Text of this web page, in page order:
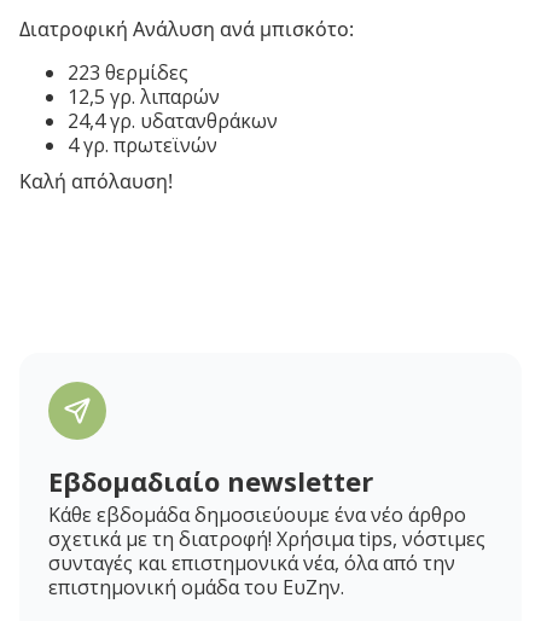
Διατροφική Ανάλυση ανά μπισκότο:
223 θερμίδες
12,5 γρ. λιπαρών
24,4 γρ. υδατανθράκων
4 γρ. πρωτεϊνών
Καλή απόλαυση!
Εβδομαδιαίο newsletter
Κάθε εβδομάδα δημοσιεύουμε ένα νέο άρθρο
σχετικά με τη διατροφή! Χρήσιμα tips, νόστιμες
συνταγές και επιστημονικά νέα, όλα από την
επιστημονική ομάδα του ΕυΖην.